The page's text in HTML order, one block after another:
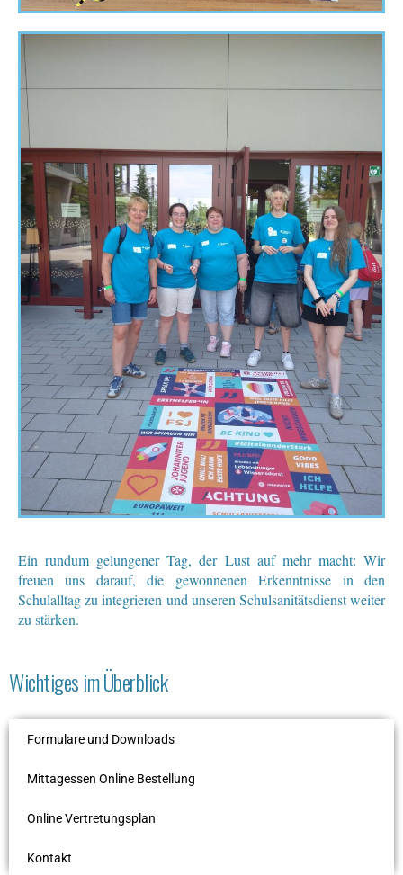
Ein rundum gelungener Tag, der Lust auf mehr macht: Wir
freuen uns darauf, die gewonnenen Erkenntnisse in den
Schulalltag zu integrieren und unseren Schulsanitätsdienst weiter
zu stärken.
Wichtiges im Überblick
Formulare und Downloads
Mittagessen Online Bestellung
Online Vertretungsplan
Kontakt